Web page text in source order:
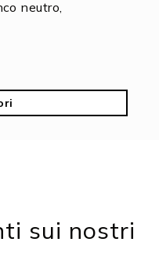
neutro,
sui nostri